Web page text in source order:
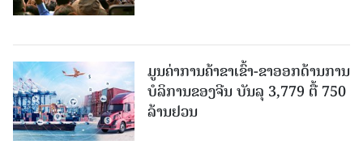
ມູນຄ່າການຄ້າຂາເຂົ້າ-ຂາອອກດ້ານການ
ບໍລິການຂອງຈີນ ບັນລຸ 3,779 ຕື້ 750
ລ້ານຢວນ